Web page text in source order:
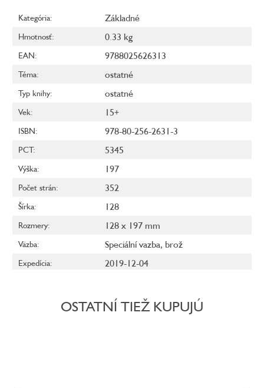
Kategória: Základné
Hmotnosť: 0.33 kg
EAN: 9788025626313
Téma: ostatné
Typ knihy: ostatné
Vek: 15+
ISBN: 978-80-256-2631-3
PCT: 5345
Výška: 197
Počet strán: 352
Šírka: 128
Rozmery: 128 x 197 mm
Väzba: Speciální vazba, brož
Expedícia: 2019-12-04
OSTATNÍ TIEŽ KUPUJÚ